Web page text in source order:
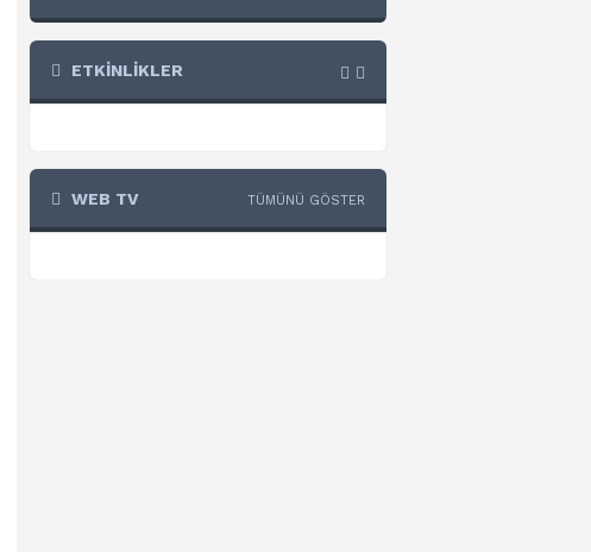
ETKİNLİKLER
WEB TV TÜMÜNÜ GÖSTER